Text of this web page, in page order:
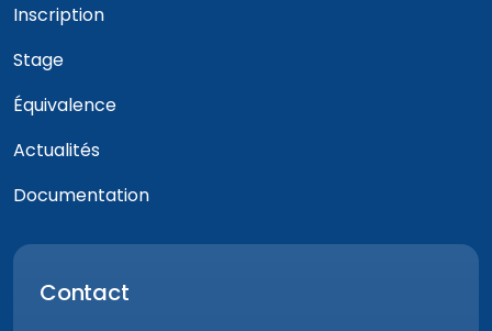
Inscription
Stage
Équivalence
Actualités
Documentation
Contact